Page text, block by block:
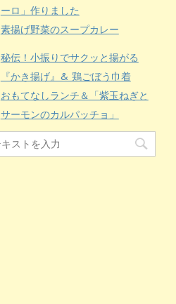
ーロ」作りました
素揚げ野菜のスープカレー
秘伝！小振りでサクッと揚がる
『かき揚げ』& 鶏ごぼう巾着
おもてなしランチ＆「紫玉ねぎと
サーモンのカルパッチョ」